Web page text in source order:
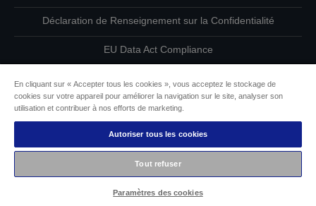
Déclaration de Renseignement sur la Confidentialité
EU Data Act Compliance
Informations sur les cookies
L’engagement d’Epson pour l’accessibilité
Copyright © 2026 Seiko Epson
En cliquant sur « Accepter tous les cookies », vous acceptez le stockage de
cookies sur votre appareil pour améliorer la navigation sur le site, analyser son
utilisation et contribuer à nos efforts de marketing.
Autoriser tous les cookies
Tout refuser
Paramètres des cookies